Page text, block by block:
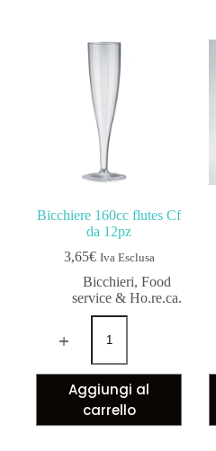
Bicchiere 160cc flutes Cf
da 12pz
3,65€ Iva Esclusa
Bicchieri,Food
service & Ho.re.ca.
Aggiungi al
carrello